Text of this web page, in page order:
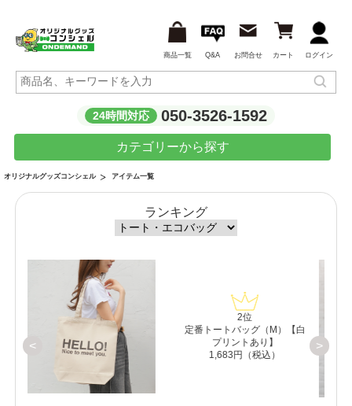
商品一覧 Q&A お問合せ カート ログイン
24時間対応 050-3526-1592
カテゴリーから探す
オリジナルグッズコンシェル アイテム一覧
ランキング
<
3位
ポップ！トートライト
2,145円（税込）
>